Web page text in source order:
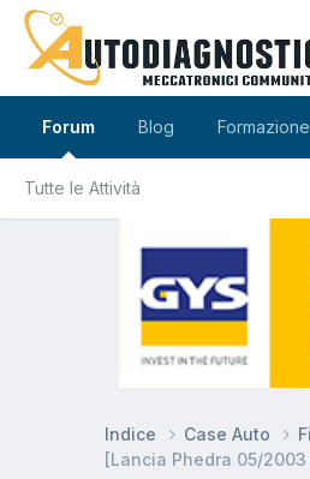
Forum
Tutte le Attività
Blog Formazione
Indice Case Auto
[Lancia Phedra 05/